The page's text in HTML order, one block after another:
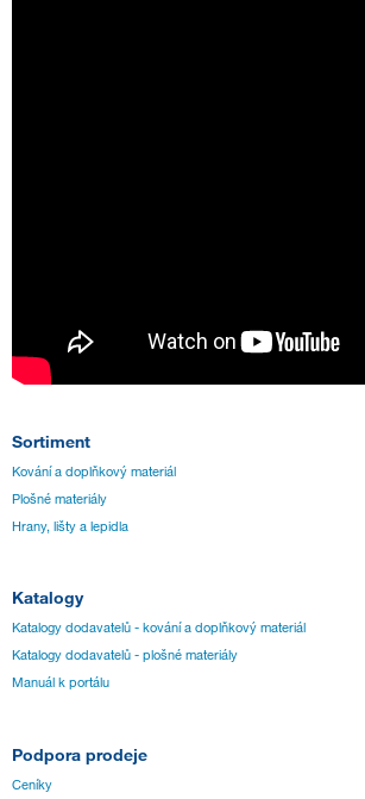
Sortiment
Kování a doplňkový materiál
Plošné materiály
Hrany, lišty a lepidla
Katalogy
Katalogy dodavatelů - kování a doplňkový materiál
Katalogy dodavatelů - plošné materiály
Manuál k portálu
Podpora prodeje
Ceníky